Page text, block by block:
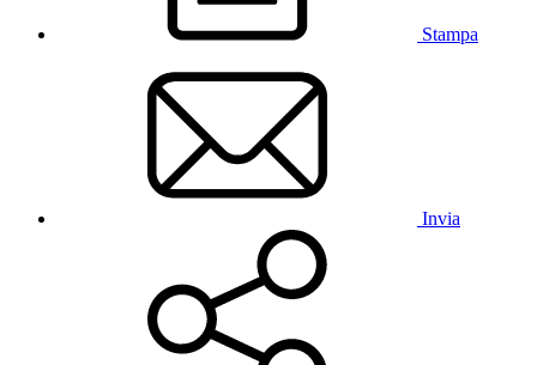
Stampa
Invia